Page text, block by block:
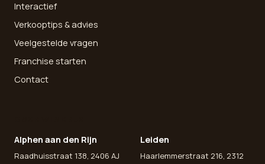
Interactief
Verkooptips & advies
Veelgestelde vragen
Franchise starten
Contact
Alphen aan den Rijn
Raadhuisstraat 138, 2406 AJ
Leiden
Haarlemmerstraat 216, 2312